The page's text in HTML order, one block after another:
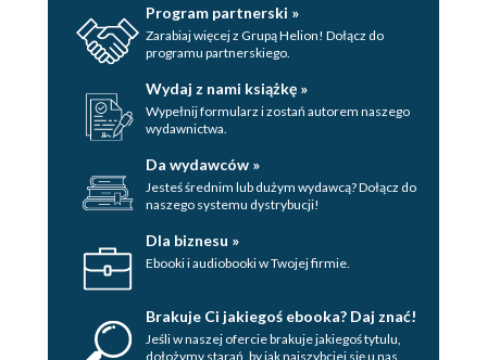
Program partnerski »
Zarabiaj więcej z Grupą Helion! Dołącz do
programu partnerskiego.
Wydaj z nami książkę »
Wypełnij formularz i zostań autorem naszego
wydawnictwa.
Da wydawców »
Jesteś średnim lub dużym wydawcą? Dołącz do
naszego systemu dystrybucji!
Dla biznesu »
Ebooki i audiobooki w Twojej firmie.
Brakuje Ci jakiegoś ebooka? Daj znać!
Jeśli w naszej ofercie brakuje jakiegoś tytulu,
dołożymy starań, by jak najszybciej się u nas